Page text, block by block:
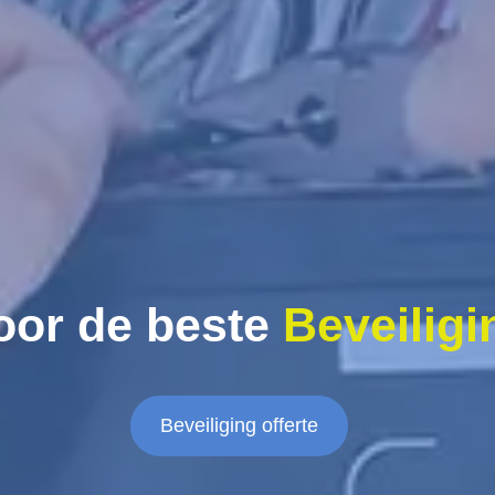
de beste
Beveiliging offerte